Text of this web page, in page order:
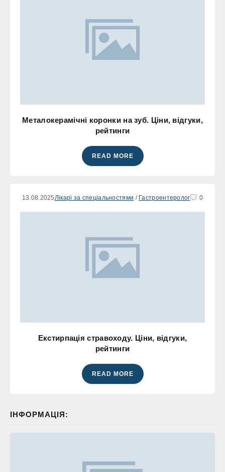
Металокерамічні коронки на зуб. Ціни, відгуки,
рейтинги
READ MORE
13.08.2025 Лікарі за спеціальностями / Гастроентеролог 0
Екстирпація стравоходу. Ціни, відгуки,
рейтинги
READ MORE
ІНФОРМАЦІЯ: